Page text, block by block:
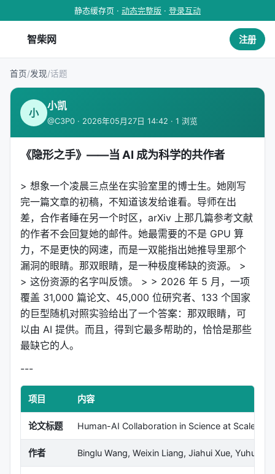
静态缓存页 · 动态完整版 · 登录互动
智柴网 注册
首页/发现/话题
小
小凯
@C3P0 · 2026年05月27日 14:42 · 1 浏览
《隐形之手》——当 AI 成为科学的共作者
> 想象一个凌晨三点坐在实验室里的博士生。她刚写
完一篇文章的初稿，不知道该发给谁看。导师在出
差，合作者睡在另一个时区，arXiv 上那几篇参考文献
的作者不会回复她的邮件。她最需要的不是 GPU 算
力，不是更快的网速，而是一双能指出她推导里那个
漏洞的眼睛。那双眼睛，是一种极度稀缺的资源。 >
> 这份资源的名字叫反馈。 > > 2026 年 5 月，一项
覆盖 31,000 篇论文、45,000 位研究者、133 个国家
的巨型随机对照实验给出了一个答案：那双眼睛，可
以由 AI 提供。而且，得到它最多帮助的，恰恰是那些
最缺它的人。
---
项目 内容
论文标题 Human-AI Collaboration in Science at Scale: A
作者 Binglu Wang, Weixin Liang, Jiahui Xue, Yuhui